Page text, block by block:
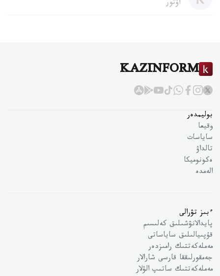
اۆتور
KAZINFORM
بوليمدەر
وقيعا
ساياسات
تالداۋ
ەكونوميكا
الەمدە
ءبىز تۋرالى
پايدالانۋشىلىق كەلىسىم
قۇپىيالىلىق ساياساتى
مەملەكەتتىك رامىزدەر
جەمقورلىققا قارسى شارالار
مەملەكەتتىك ساتىپ الۋلار